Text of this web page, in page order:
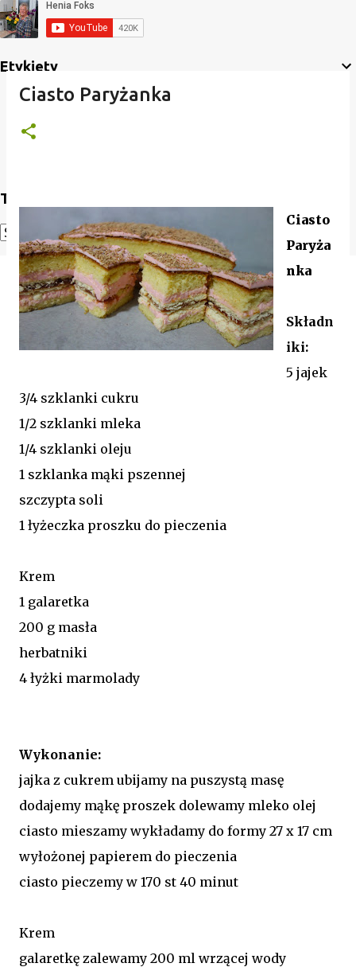
Etykiety
Translate
Powered by Translate
Ciasto Paryżanka
Ciasto
Paryża
nka
Składn
iki:
5 jajek
3/4 szklanki cukru
1/2 szklanki mleka
1/4 szklanki oleju
1 szklanka mąki pszennej
szczypta soli
1 łyżeczka proszku do pieczenia
Krem
1 galaretka
200 g masła
herbatniki
4 łyżki marmolady
Wykonanie:
jajka z cukrem ubijamy na puszystą masę
dodajemy mąkę proszek dolewamy mleko olej
ciasto mieszamy wykładamy do formy 27 x 17 cm
wyłożonej papierem do pieczenia
ciasto pieczemy w 170 st 40 minut
Krem
galaretkę zalewamy 200 ml wrzącej wody